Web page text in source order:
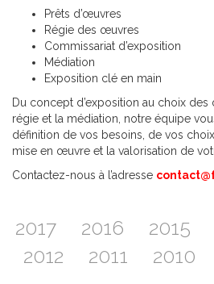
Prêts d’œuvres
Régie des œuvres
Commissariat d’exposition
Médiation
Exposition clé en main
Du concept d’exposition au choix
régie et la médiation, notre équipe
définition de vos besoins, de vos
mise en œuvre et la valorisation de
Contactez-nous à l’adresse
2017 2016 2015
2012
2011 2010